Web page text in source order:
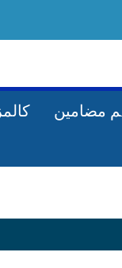
مضامین کالمز